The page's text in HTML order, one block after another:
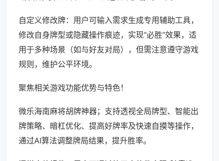
自定义修改牌：用户可输入需求生成专用辅助工具，
修改自身牌型或隐藏操作痕迹，实现“必胜”效果，适
用于多种场景（如与好友对局），但需注意遵守游戏
规则，维护公平环境。
聚焦相关游戏功能优势与特色！
微乐海南麻将胡牌神器；支持透视全局牌型、智能出
牌策略、暗杠优化、提高好牌率及快速自摸等操作，
通过AI算法调整牌局结果，提升胜率。